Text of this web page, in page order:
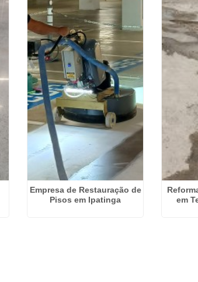
Empresa de Restauração de
Pisos em Ipatinga
em